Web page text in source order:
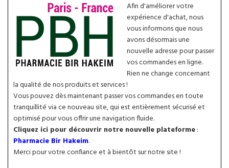
Afin d'améliorer votre
expérience d'achat, nous
vous informons que nous
avons désormais une
nouvelle adresse pour passer
vos commandes en ligne.
Rien ne change concernant
la qualité de nos produits et services !
Vous pouvez dès maintenant passer vos commandes en toute
tranquillité via ce nouveau site, qui est entièrement sécurisé et
optimisé pour vous offrir une navigation fluide.
Cliquez ici pour découvrir notre nouvelle plateforme:
Pharmacie Bir Hakeim.
Merci pour votre confiance et à bientôt sur notre site !